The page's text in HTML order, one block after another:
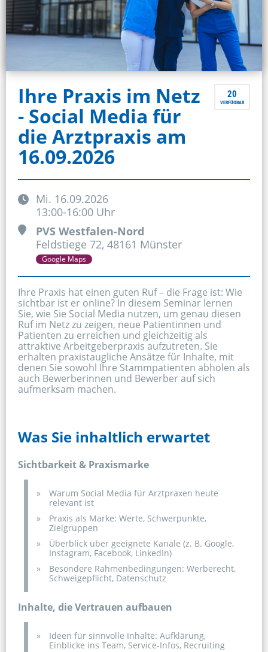
Ihre Praxis im Netz
- Social Media für
die Arztpraxis​ am
16.09.2026
20
VERFÜGBAR
Mi. 16.09.2026
13:00-16:00 Uhr
PVS Westfalen-Nord
Feldstiege 72, 48161 Münster
Google Maps
Ihre Praxis hat einen guten Ruf – die Frage ist: Wie
sichtbar ist er online? In diesem Seminar lernen
Sie, wie Sie Social Media nutzen, um genau diesen
Ruf im Netz zu zeigen, neue Patientinnen und
Patienten zu erreichen und gleichzeitig als
attraktive Arbeitgeberpraxis aufzutreten. Sie
erhalten praxistaugliche Ansätze für Inhalte, mit
denen Sie sowohl Ihre Stammpatienten abholen als
auch Bewerberinnen und Bewerber auf sich
aufmerksam machen.
Was Sie inhaltlich erwartet
﻿Sichtbarkeit & Praxismarke
Warum Social Media für Arztpraxen heute
relevant ist
Praxis als Marke: Werte, Schwerpunkte,
Zielgruppen
Überblick über geeignete Kanäle (z. B. Google,
Instagram, Facebook, LinkedIn)
Besondere Rahmenbedingungen: Werberecht,
Schweigepflicht, Datenschutz
Inhalte, die Vertrauen aufbauen
Ideen für sinnvolle Inhalte: Aufklärung,
Einblicke ins Team, Service-Infos, Recruiting